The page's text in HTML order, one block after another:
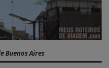
Buenos Aires